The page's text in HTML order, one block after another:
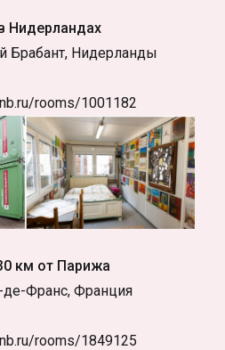
Нидерландах
Брабант, Нидерланды
rooms/1001182
км от Парижа
де-Франс, Франция
rooms/1849125